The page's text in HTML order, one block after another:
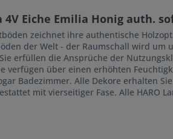
Eiche Emilia Honig auth.
zeichnet ihre authentische
der Welt - der Raumschall wird um
erfüllen die Ansprüche der
verfügen über einen erhöhten
Badezimmer. Alle Dekore erhalten
mit vierseitiger Fase. Alle HARO